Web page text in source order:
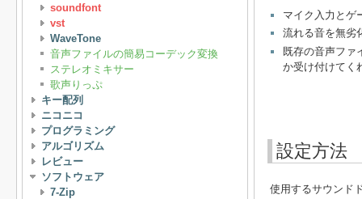
soundfont
vst
WaveTone
音声ファイルの簡易コーデック変換
ステレオミキサー
歌声りっぷ
キー配列
ニコニコ
プログラミング
アルゴリズム
レビュー
ソフトウェア
7-Zip
マイク入力とゲ
流れる音を無劣
既存の音声ファ
か受け付けてく
設定方法
使用するサウンド